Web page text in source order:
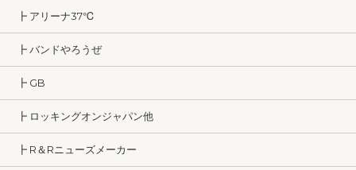
┣ アリーナ37℃
┣ バンドやろうぜ
┣ GB
┣ ロッキングオンジャパン他
┣ R＆Rニューズメーカー